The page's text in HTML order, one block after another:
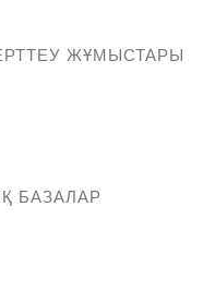
ЖҰМЫСТАРЫ
БАЗАЛАР